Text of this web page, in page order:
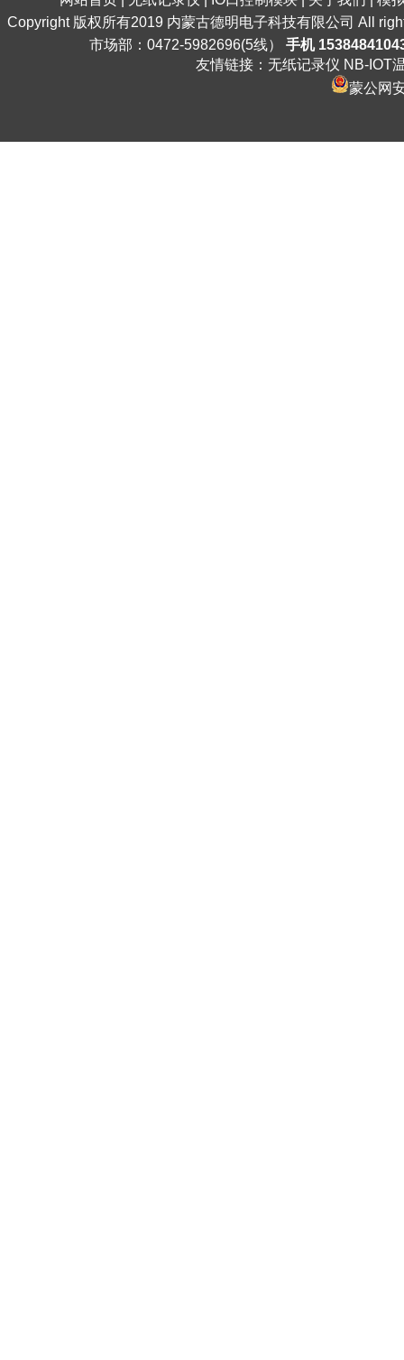
Copyright 版权所有2019 内蒙古德明电子科技有限公司 All
市场部：0472-5982696(5线） 手机
友情链接： 无纸记录仪 NB-IOT
蒙公网